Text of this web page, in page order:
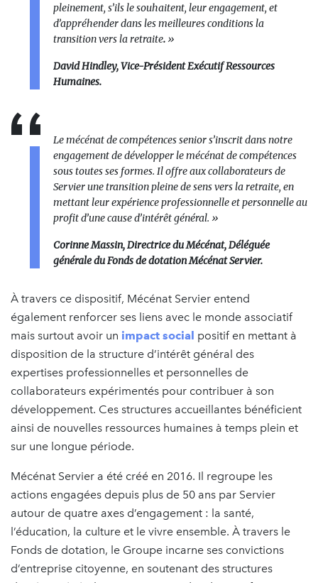
pleinement, s’ils le souhaitent, leur engagement, et
d’appréhender dans les meilleures conditions la
transition vers la retraite. »
David Hindley, Vice-Président Exécutif Ressources
Humaines.
Le mécénat de compétences senior s’inscrit dans notre
engagement de développer le mécénat de compétences
sous toutes ses formes. Il offre aux collaborateurs de
Servier une transition pleine de sens vers la retraite, en
mettant leur expérience professionnelle et personnelle au
profit d’une cause d’intérêt général. »
Corinne Massin, Directrice du Mécénat, Déléguée
générale du Fonds de dotation Mécénat Servier.
À travers ce dispositif, Mécénat Servier entend
également renforcer ses liens avec le monde associatif
mais surtout avoir un impact social positif en mettant à
disposition de la structure d’intérêt général des
expertises professionnelles et personnelles de
collaborateurs expérimentés pour contribuer à son
développement. Ces structures accueillantes bénéficient
ainsi de nouvelles ressources humaines à temps plein et
sur une longue période.
Mécénat Servier a été créé en 2016. Il regroupe les
actions engagées depuis plus de 50 ans par Servier
autour de quatre axes d’engagement : la santé,
l’éducation, la culture et le vivre ensemble. À travers le
Fonds de dotation, le Groupe incarne ses convictions
d’entreprise citoyenne, en soutenant des structures